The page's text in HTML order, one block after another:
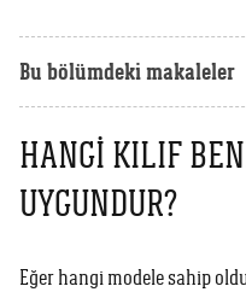
Ranch
Tüm Kömürlü
Kılıflar
Ekipmanlar
Akıllı Cihazlar
Grill Akademi
Katalog
Bu bölümdeki makaleler
HANGI KILIF
UYGUNDUR?
Eğer hangi modele sahip